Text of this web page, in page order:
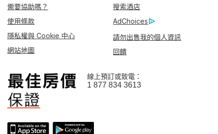
需要協助嗎？
搜索酒店
使用條款
AdChoices
隱私權與 Cookie 中心
請勿出售我的個人資訊
網站地圖
回饋
線上預訂或致電：
1 877 834 3613